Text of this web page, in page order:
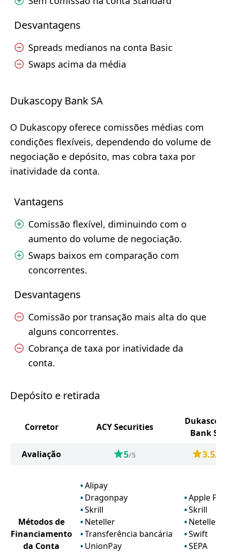
Desvantagens
Spreads medianos na conta Basic
Swaps acima da média
Dukascopy Bank SA
O Dukascopy oferece comissões médias com
condições flexíveis, dependendo do volume de
negociação e depósito, mas cobra taxa por
inatividade da conta.
Vantagens
Comissão flexível, diminuindo com o
aumento do volume de negociação.
Swaps baixos em comparação com
concorrentes.
Desvantagens
Comissão por transação mais alta do que
alguns concorrentes.
Cobrança de taxa por inatividade da
conta.
Depósito e retirada
Corretor ACY Securities
Bank SA
Avaliação
5/5 3.5/5
Métodos de
Financiamento
da Conta
Alipay
Dragonpay
Skrill
Neteller
Transferência bancária
UnionPay
Apple Pay
Skrill
Neteller
Swift
SEPA